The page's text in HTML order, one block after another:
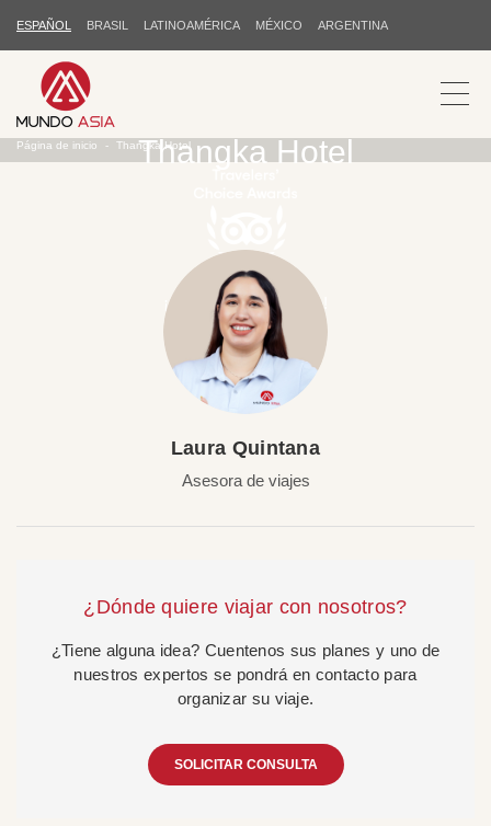
ESPAÑOL BRASIL LATINOAMÉRICA MÉXICO ARGENTINA
Thangka Hotel
Página de inicio Thangka Hotel
¡Gracias por su apoyo!
Laura Quintana
Asesora de viajes
¿Dónde quiere viajar con nosotros?
¿Tiene alguna idea? Cuentenos sus planes y uno de
nuestros expertos se pondrá en contacto para
organizar su viaje.
SOLICITAR CONSULTA